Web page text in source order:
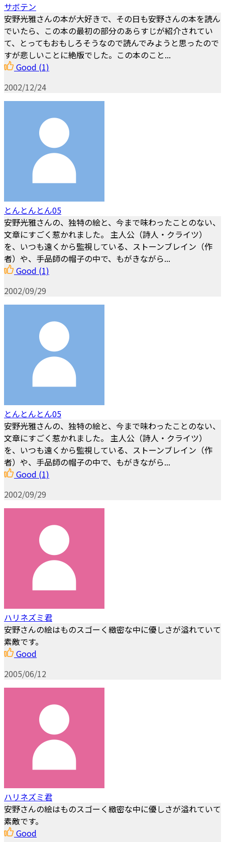
サボテン
安野光雅さんの本が大好きで、その日も安野さんの本を読ん
でいたら、この本の最初の部分のあらすじが紹介されてい
て、とってもおもしろそうなので読んでみようと思ったので
すが悲しいことに絶版でした。この本のこと...
Good (1)
2002/12/24
とんとんとん05
安野光雅さんの、独特の絵と、今まで味わったことのない、
文章にすごく惹かれました。 主人公（詩人・クライツ）
を、いつも遠くから監視している、ストーンブレイン（作
者）や、手品師の帽子の中で、もがきながら...
Good (1)
2002/09/29
とんとんとん05
安野光雅さんの、独特の絵と、今まで味わったことのない、
文章にすごく惹かれました。 主人公（詩人・クライツ）
を、いつも遠くから監視している、ストーンブレイン（作
者）や、手品師の帽子の中で、もがきながら...
Good (1)
2002/09/29
ハリネズミ君
安野さんの絵はものスゴーく緻密な中に優しさが溢れていて
素敵です。
Good
2005/06/12
ハリネズミ君
安野さんの絵はものスゴーく緻密な中に優しさが溢れていて
素敵です。
Good